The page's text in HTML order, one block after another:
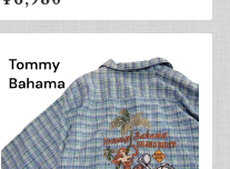
タック カーキグリーン フェード
古着